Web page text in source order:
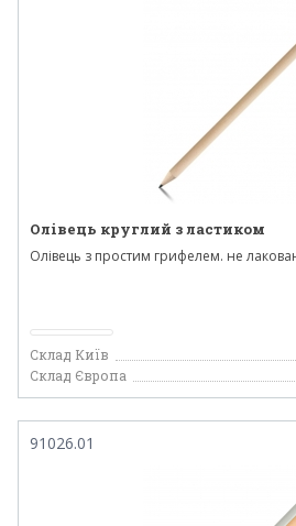
Олівець круглий з ластиком
Олівець з простим грифелем. не
Склад Київ
Склад Європа
91026.01